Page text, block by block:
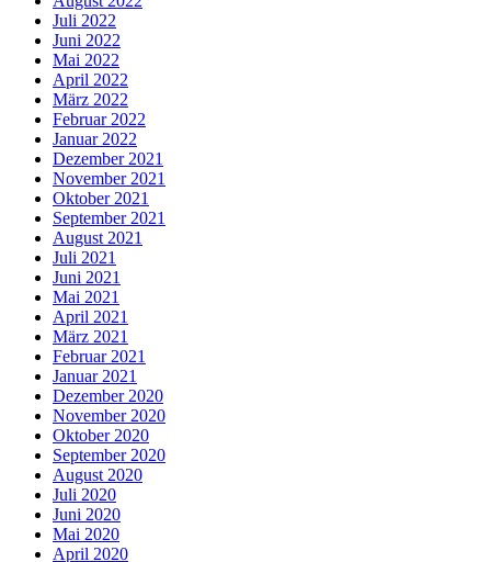
Juli 2022
Juni 2022
Mai 2022
April 2022
März 2022
Februar 2022
Januar 2022
Dezember 2021
November 2021
Oktober 2021
September 2021
August 2021
Juli 2021
Juni 2021
Mai 2021
April 2021
März 2021
Februar 2021
Januar 2021
Dezember 2020
November 2020
Oktober 2020
September 2020
August 2020
Juli 2020
Juni 2020
Mai 2020
April 2020